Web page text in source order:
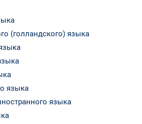
(голландского) языка
языка
языка